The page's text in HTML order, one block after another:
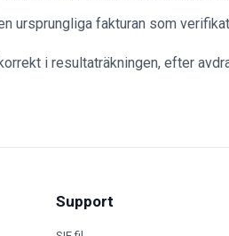
ursprungliga fakturan som
i resultaträkningen, efter
Support